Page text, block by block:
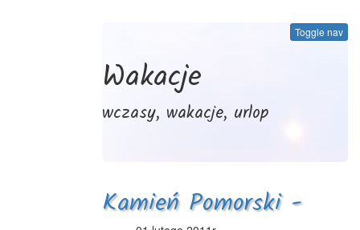
Toggle nav
Wakacje
wczasy, wakacje, urlop
Kamień Pomorski -